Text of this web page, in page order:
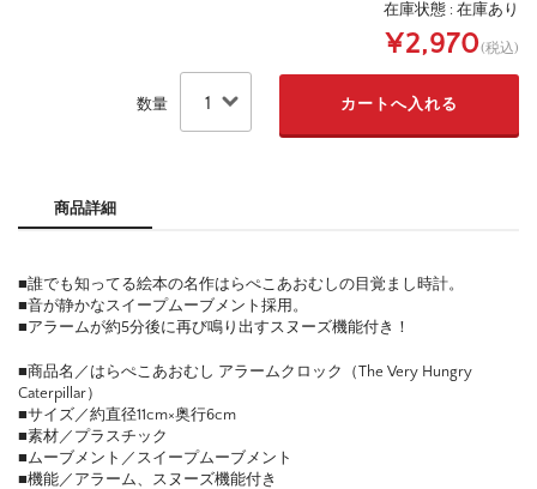
在庫状態 : 在庫あり
¥2,970(税込)
数量
商品詳細
■誰でも知ってる絵本の名作はらぺこあおむしの目覚まし時計。
■音が静かなスイープムーブメント採用。
■アラームが約5分後に再び鳴り出すスヌーズ機能付き！
■商品名／はらぺこあおむし アラームクロック（The Very Hungry
Caterpillar）
■サイズ／約直径11cm×奥行6cm
■素材／プラスチック
■ムーブメント／スイープムーブメント
■機能／アラーム、スヌーズ機能付き